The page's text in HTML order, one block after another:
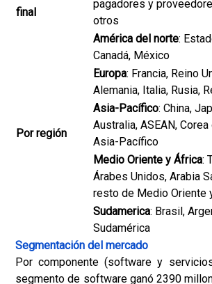
final
pagadores y
otros
Por región
América del norte:
Canadá, México
Europa: Francia, Reino
Alemania, Italia, Rusia,
Asia-Pacífico: China,
Australia, ASEAN,
Asia-Pacífico
Medio Oriente y África:
Árabes Unidos, Arabia
resto de Medio Oriente
Sudamerica: Brasil,
Sudamérica
Segmentación del mercado
Por componente (software y
segmento de software ganó 2390